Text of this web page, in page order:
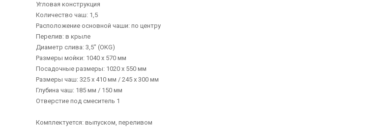
Угловая конструкция
Количество чаш: 1,5
Расположение основной чаши: по центру
Перелив: в крыле
Диаметр слива: 3,5" (OKG)
Размеры мойки: 1040 х 570 мм
Посадочные размеры: 1020 х 550 мм
Размеры чаш: 325 х 410 мм / 245 х 300 мм
Глубина чаш: 185 мм / 150 мм
Отверстие под смеситель 1
Комплектуется: выпуском, переливом